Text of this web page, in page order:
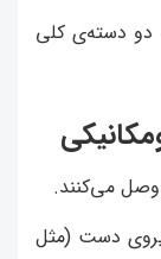
دو دسته‌ی کلی
وصل می‌کنند.
دست (مثل